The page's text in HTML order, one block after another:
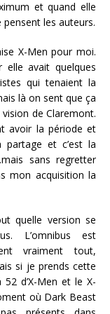
et quand elle
pensent les auteurs.
X-Men pour moi.
elle avait quelques
qui tenaient la
là on sent que ça
de Claremont.
avoir la période et
et c’est la
sans regretter
mon acquisition la
quelle version se
L’omnibus est
vraiment tout,
si je prends cette
d’X-Men et le X-
où Dark Beast